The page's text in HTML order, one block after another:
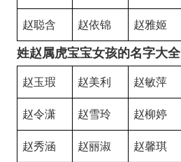
赵聪含 赵依锦 赵雅姬
姓赵属虎宝宝女孩的名字大全
赵玉瑕 赵美利 赵敏萍
赵令潇 赵雪玲 赵柳婷
赵秀涵 赵丽淑 赵馨琪